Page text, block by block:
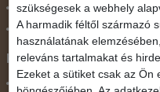
Nyugat-Európa
Világ körüli körutazás
Közlekedés
Busszal
szükségesek a webhely
A harmadik féltől származó
használatának
releváns tartalmakat és
Ezeket a sütiket csak az Ön